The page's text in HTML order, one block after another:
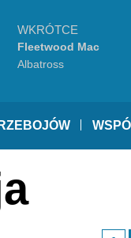
WKRÓTCE
Fleetwood Mac
Albatross